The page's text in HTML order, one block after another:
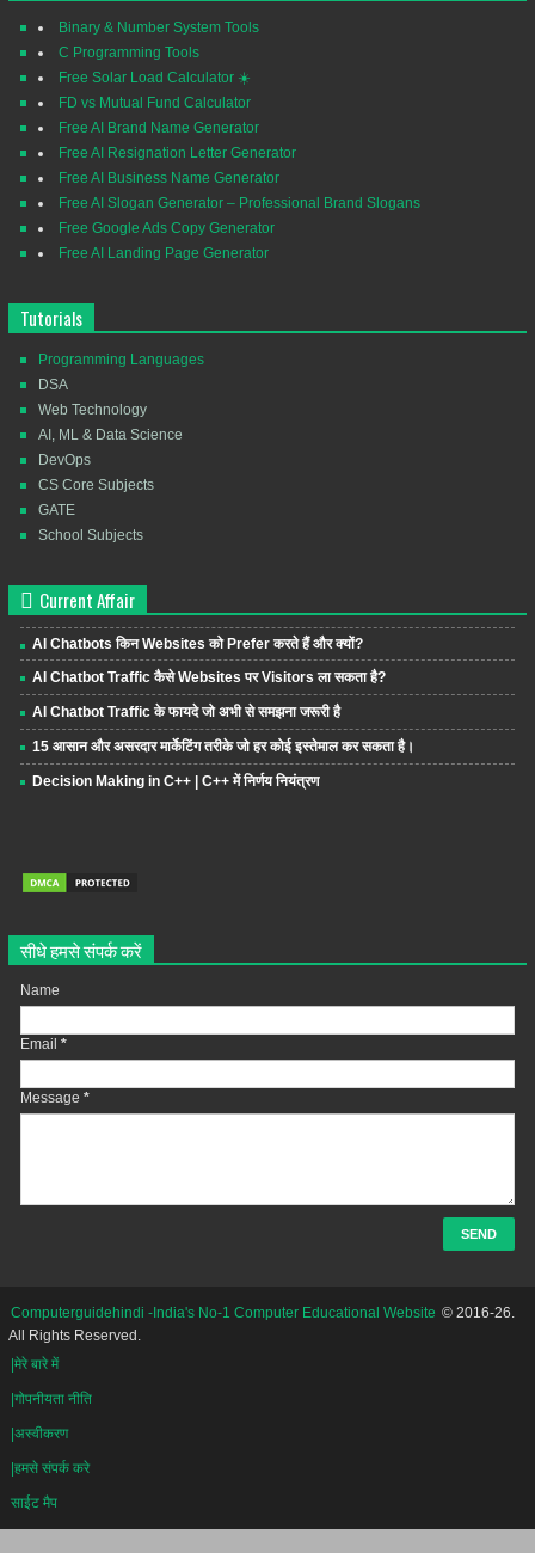
Binary & Number System Tools
C Programming Tools
Free Solar Load Calculator ☀️
FD vs Mutual Fund Calculator
Free AI Brand Name Generator
Free AI Resignation Letter Generator
Free AI Business Name Generator
Free AI Slogan Generator – Professional Brand Slogans
Free Google Ads Copy Generator
Free AI Landing Page Generator
Tutorials
Programming Languages
DSA
Web Technology
AI, ML & Data Science
DevOps
CS Core Subjects
GATE
School Subjects
Current Affair
AI Chatbots किन Websites को Prefer करते हैं और क्यों?
AI Chatbot Traffic कैसे Websites पर Visitors ला सकता है?
AI Chatbot Traffic के फायदे जो अभी से समझना जरूरी है
15 आसान और असरदार मार्केटिंग तरीके जो हर कोई इस्तेमाल कर सकता है।
Decision Making in C++ | C++ में निर्णय नियंत्रण
सीधे हमसे संपर्क करें
Name
Email *
Message *
Computerguidehindi -India's No-1 Computer Educational Website © 2016-26.
All Rights Reserved.
|मेरे बारे में
|गोपनीयता नीति
|अस्वीकरण
|हमसे संपर्क करे
साईट मैप